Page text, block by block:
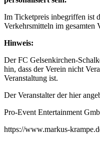
Im Ticketpreis inbegriffen ist
Verkehrsmitteln im gesamten
Hinweis:
Der FC Gelsenkirchen-
hin, dass der Verein nicht
Veranstaltung ist.
Der Veranstalter der hier
Pro-Event Entertainment
https://www.markus-